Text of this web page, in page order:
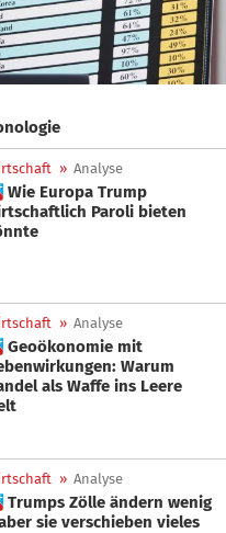
» Analyse
Paroli bieten
» Analyse
Warum
als Waffe ins Leere
» Analyse
sie verschieben vieles